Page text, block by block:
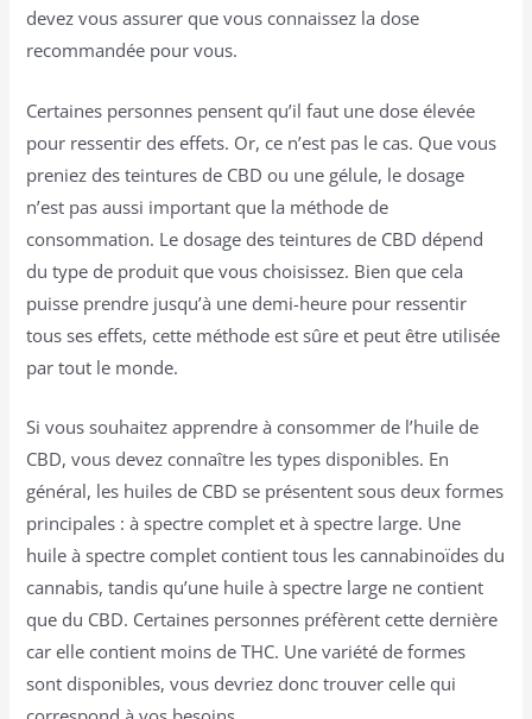
devez vous assurer que vous connaissez la dose
recommandée pour vous.
Certaines personnes pensent qu’il faut une dose élevée
pour ressentir des effets. Or, ce n’est pas le cas. Que vous
preniez des teintures de CBD ou une gélule, le dosage
n’est pas aussi important que la méthode de
consommation. Le dosage des teintures de CBD dépend
du type de produit que vous choisissez. Bien que cela
puisse prendre jusqu’à une demi-heure pour ressentir
tous ses effets, cette méthode est sûre et peut être utilisée
par tout le monde.
Si vous souhaitez apprendre à consommer de l’huile de
CBD, vous devez connaître les types disponibles. En
général, les huiles de CBD se présentent sous deux formes
principales : à spectre complet et à spectre large. Une
huile à spectre complet contient tous les cannabinoïdes du
cannabis, tandis qu’une huile à spectre large ne contient
que du CBD. Certaines personnes préfèrent cette dernière
car elle contient moins de THC. Une variété de formes
sont disponibles, vous devriez donc trouver celle qui